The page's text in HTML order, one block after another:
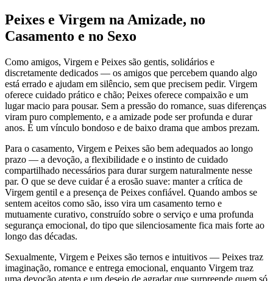
Peixes e Virgem na Amizade, no
Casamento e no Sexo
Como amigos, Virgem e Peixes são gentis, solidários e
discretamente dedicados — os amigos que percebem quando algo
está errado e ajudam em silêncio, sem que precisem pedir. Virgem
oferece cuidado prático e chão; Peixes oferece compaixão e um
lugar macio para pousar. Sem a pressão do romance, suas diferenças
viram puro complemento, e a amizade pode ser profunda e durar
anos. É um vínculo bondoso e de baixo drama que ambos prezam.
Para o casamento, Virgem e Peixes são bem adequados ao longo
prazo — a devoção, a flexibilidade e o instinto de cuidado
compartilhado necessários para durar surgem naturalmente nesse
par. O que se deve cuidar é a erosão suave: manter a crítica de
Virgem gentil e a presença de Peixes confiável. Quando ambos se
sentem aceitos como são, isso vira um casamento terno e
mutuamente curativo, construído sobre o serviço e uma profunda
segurança emocional, do tipo que silenciosamente fica mais forte ao
longo das décadas.
Sexualmente, Virgem e Peixes são ternos e intuitivos — Peixes traz
imaginação, romance e entrega emocional, enquanto Virgem traz